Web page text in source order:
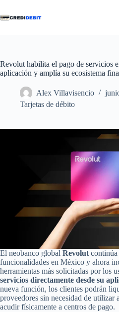
contenido
Revolut habilita el pago de servicios
aplicación y amplía su ecosistema
Alex Villavisencio
Tarjetas de débito
El neobanco global Revolut continúa
funcionalidades en México y ahora
herramientas más solicitadas por los
servicios directamente desde su
nueva función, los clientes podrán
proveedores sin necesidad de utilizar
acudir físicamente a centros de pago.